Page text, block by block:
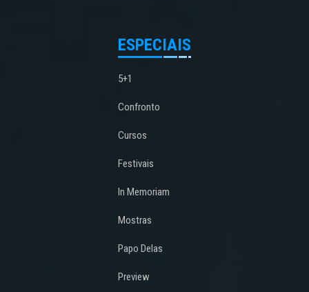
ESPECIAIS
5+1
Confronto
Cursos
Festivais
In Memoriam
Mostras
Papo Delas
Preview